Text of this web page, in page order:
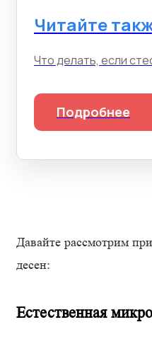
Читайте
Что делать, если
Подробнее
Давайте рассмотрим
десен:
Естественная